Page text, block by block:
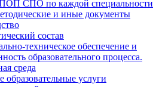
СПО по каждой специальности
и иные документы
состав
техническое обеспечение и
образовательного процесса.
среда
образовательные услуги